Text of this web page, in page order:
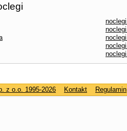
z o.o. 1995-2026 Kontakt Regulamin